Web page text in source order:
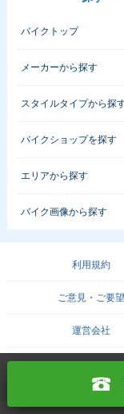
バイクトップ
メーカーから探す
スタイルタイプから探
バイクショップを探す
エリアから探す
バイク画像から探す
利用規約
ご意見・ご要望
運営会社
PROTO